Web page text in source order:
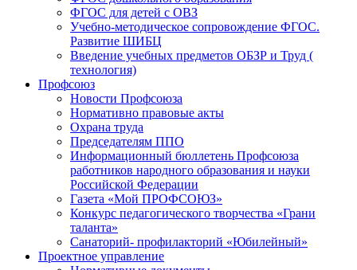
ФГОС для детей с ОВЗ
Учебно-методическое сопровождение ФГОС.
Развитие ШИБЦ
Введение учебных предметов ОБЗР и Труд (
технология)
Профсоюз
Новости Профсоюза
Нормативно правовые акты
Охрана труда
Председателям ППО
Информационный бюллетень Профсоюза
работников народного образования и науки
Российской Федерации
Газета «Мой ПРОФСОЮЗ»
Конкурс педагогического творчества «Грани
таланта»
Санаторий- профилакторий «Юбилейный»
Проектное управление